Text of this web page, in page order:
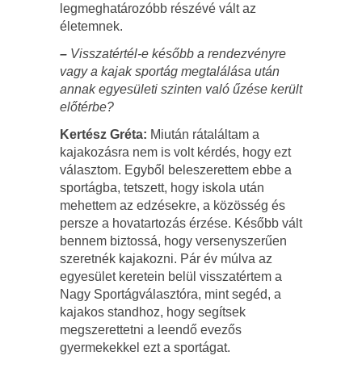
legmeghatározóbb részévé vált az
életemnek.
– Visszatértél-e később a rendezvényre
vagy a kajak sportág megtalálása után
annak egyesületi szinten való űzése került
előtérbe?
Kertész Gréta: Miután rátaláltam a
kajakozásra nem is volt kérdés, hogy ezt
választom. Egyből beleszerettem ebbe a
sportágba, tetszett, hogy iskola után
mehettem az edzésekre, a közösség és
persze a hovatartozás érzése. Később vált
bennem biztossá, hogy versenyszerűen
szeretnék kajakozni. Pár év múlva az
egyesület keretein belül visszatértem a
Nagy Sportágválasztóra, mint segéd, a
kajakos standhoz, hogy segítsek
megszerettetni a leendő evezős
gyermekekkel ezt a sportágat.